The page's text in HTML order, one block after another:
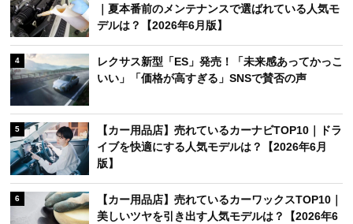
｜夏本番前のメンテナンスで選ばれている人気モ
デルは？【2026年6月版】
4
レクサス新型「ES」発売！「未来感あってかっこ
いい」「価格が高すぎる」SNSで賛否の声
5
【カー用品店】売れているカーナビTOP10｜ドラ
イブを快適にする人気モデルは？【2026年6月
版】
6
【カー用品店】売れているカーワックスTOP10｜
美しいツヤを引き出す人気モデルは？【2026年6